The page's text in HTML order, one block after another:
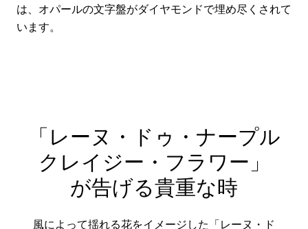
は、オパールの文字盤がダイヤモンドで埋め尽くされて
います。
「レーヌ・ドゥ・ナープル
クレイジー・フラワー」
が告げる貴重な時
風によって揺れる花をイメージした「レーヌ・ド